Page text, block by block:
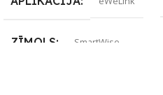
ZĪMOLS SmartWise